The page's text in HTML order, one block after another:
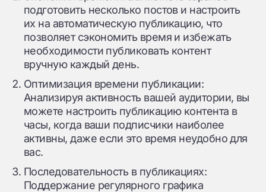
подготовить несколько постов и настроить
их на автоматическую публикацию, что
позволяет сэкономить время и избежать
необходимости публиковать контент
вручную каждый день.
Оптимизация времени публикации:
Анализируя активность вашей аудитории, вы
можете настроить публикацию контента в
часы, когда ваши подписчики наиболее
активны, даже если это время неудобно для
вас.
Последовательность в публикациях:
Поддержание регулярного графика